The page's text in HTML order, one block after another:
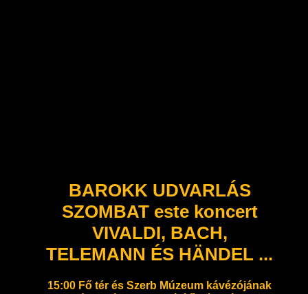
BAROKK UDVARLÁS
SZOMBAT este koncert
VIVALDI, BACH,
TELEMANN ÉS HÄNDEL ...
15:00 Fő tér és Szerb Múzeum kávézójának